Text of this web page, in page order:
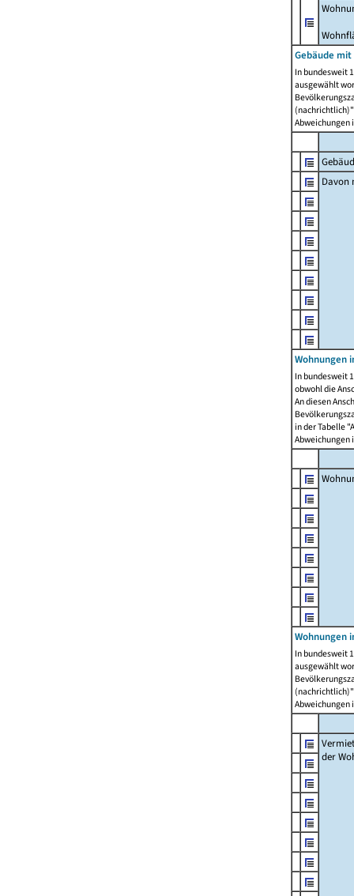
Gebäude
In bundesweit
ausgewählt
Abweichungen
Davon
Wohnungen
In bundesweit
obwohl die
An diesen
in der Tabelle
Abweichungen
Wohnungen
In bundesweit
ausgewählt
Abweichungen
der